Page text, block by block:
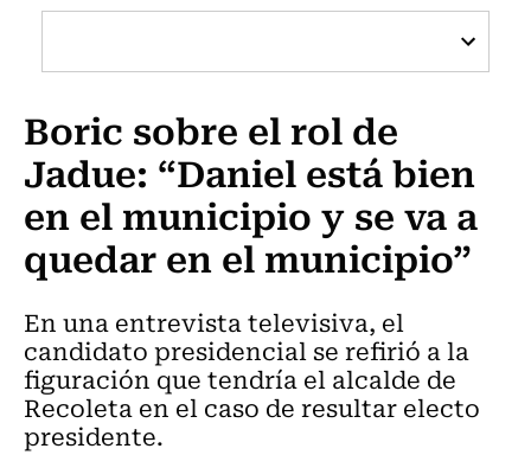
Cultura
Programas Radio y TV Usach
Boric sobre el rol de
Jadue: “Daniel está bien
en el municipio y se va a
quedar en el municipio”
En una entrevista televisiva, el
candidato presidencial se refirió a la
figuración que tendría el alcalde de
Recoleta en el caso de resultar electo
presidente.